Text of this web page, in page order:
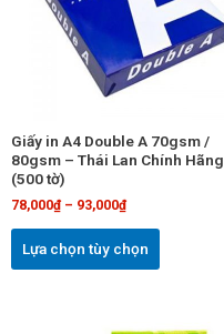
Giấy in A4 Double A 70gsm /
80gsm – Thái Lan Chính Hãng
(500 tờ)
78,000₫– 93,000₫
Lựa chọn tùy chọn
biến
thể.
Các
có
trang